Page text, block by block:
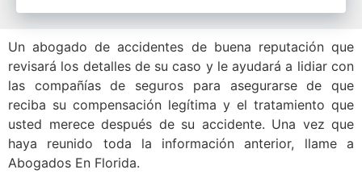
Un abogado de accidentes de buena reputación que
revisará los detalles de su caso y le ayudará a lidiar con
las compañías de seguros para asegurarse de que
reciba su compensación legítima y el tratamiento que
usted merece después de su accidente. Una vez que
haya reunido toda la información anterior, llame a
Abogados En Florida.